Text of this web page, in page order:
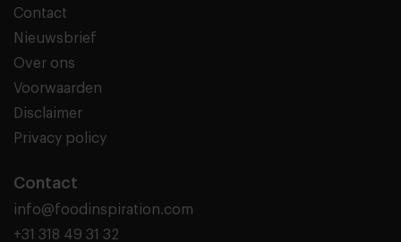
Contact
Nieuwsbrief
Over ons
Voorwaarden
Disclaimer
Privacy policy
Contact
info@foodinspiration.com
+31 318 49 31 32